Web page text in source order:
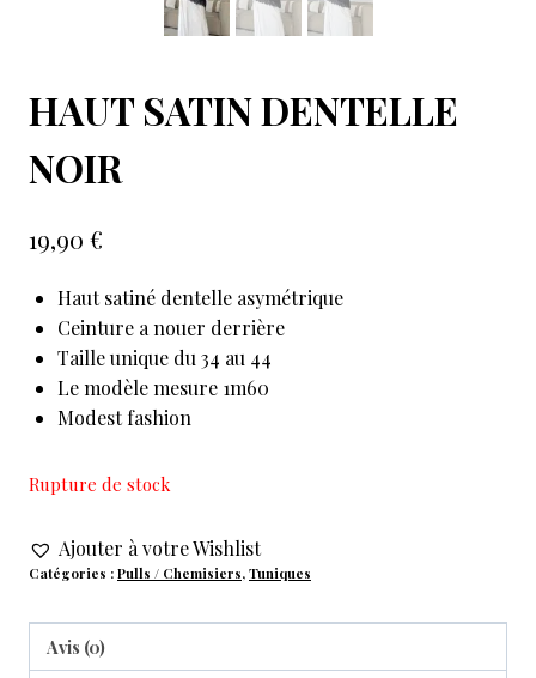
HAUT SATIN DENTELLE
NOIR
19,90 €
Haut satiné dentelle asymétrique
Ceinture a nouer derrière
Taille unique du 34 au 44
Le modèle mesure 1m60
Modest fashion
Rupture de stock
Ajouter à votre Wishlist
Catégories : Pulls / Chemisiers, Tuniques
Avis (0)